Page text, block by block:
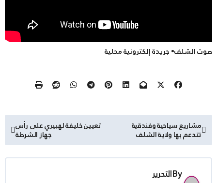
صوت الشلف• جريدة إلكترونية محلية
تصفّح
المقالات
مشاريع سياحية وفندقية
تتدعم بها ولاية الشلف
تعيين خليفة لهبيري على رأس
جهاز الشرطة
Byالتحرير